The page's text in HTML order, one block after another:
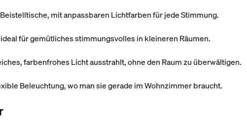
mit anpassbaren Lichtfarben für jede Stimmung.
für gemütliches stimmungsvolles in kleineren Räumen.
farbenfrohes Licht ausstrahlt, ohne den Raum zu überwältigen.
Beleuchtung, wo man sie gerade im Wohnzimmer braucht.